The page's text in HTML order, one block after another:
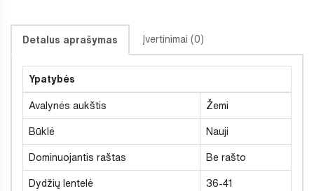
Detalus aprašymas Įvertinimai (0)
Ypatybės
Avalynės aukštis Žemi
Būklė Nauji
Dominuojantis raštas Be rašto
Dydžių lentelė 36-41